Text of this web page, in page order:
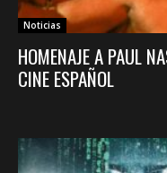
Noticias
HOMENAJE A PAUL
CINE ESPAÑOL